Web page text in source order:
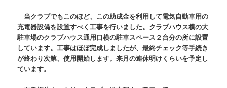
当クラブでもこのほど、この助成金を利用して電気自動車用の
充電器設備を設置すべく工事を行いました。クラブハウス横の大
駐車場のクラブハウス通用口横の駐車スペース２台分の所に設置
しています。工事はほぼ完成しましたが、最終チェック等手続き
が終わり次第、使用開始します。来月の連休明けくらいを予定し
ています。